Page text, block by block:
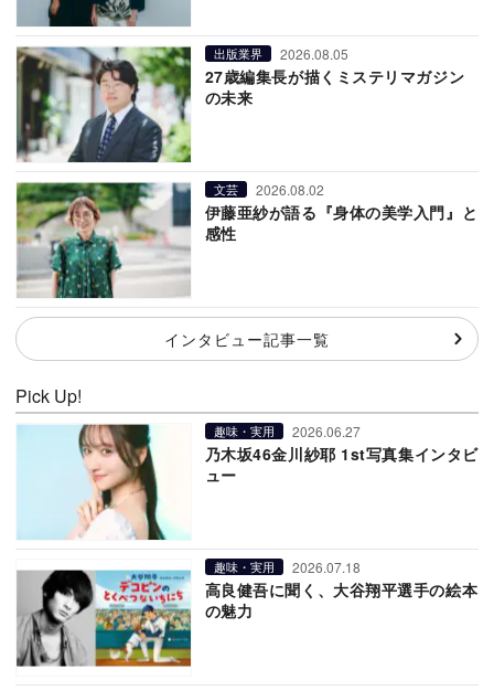
出版業界 2026.08.05
27歳編集長が描くミステリマガジン
の未来
文芸 2026.08.02
伊藤亜紗が語る『身体の美学入門』と
感性
インタビュー記事一覧
Pick Up!
趣味・実用 2026.06.27
乃木坂46金川紗耶 1st写真集インタビ
ュー
趣味・実用 2026.07.18
高良健吾に聞く、大谷翔平選手の絵本
の魅力